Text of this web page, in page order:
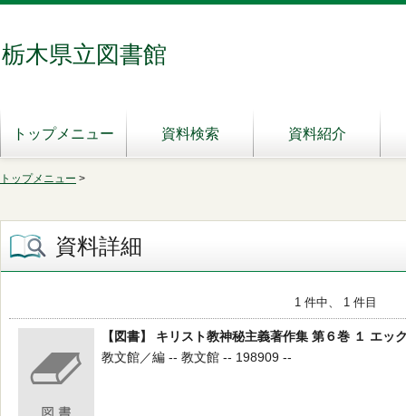
栃木県立図書館
トップメニュー 資料検索 資料紹介
トップメニュー >
資料詳細
1 件中、 1 件目
【図書】 キリスト教神秘主義著作集 第６巻 １ エッ
教文館／編 -- 教文館 -- 198909 --